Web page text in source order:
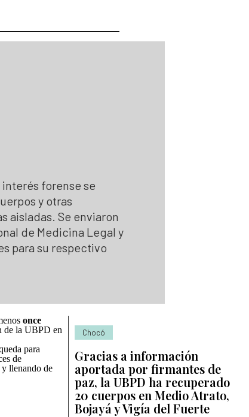
la búsqueda
de búsqueda
forense se
y otras
aisladas. Se enviaron
de Medicina Legal y
para su respectivo
once
de la UBPD en
para
de
llenando de
Chocó
Gracias a información
aportada por firmantes de
paz, la UBPD ha recuperado
20 cuerpos en Medio Atrato,
Bojayá y Vigía del Fuerte